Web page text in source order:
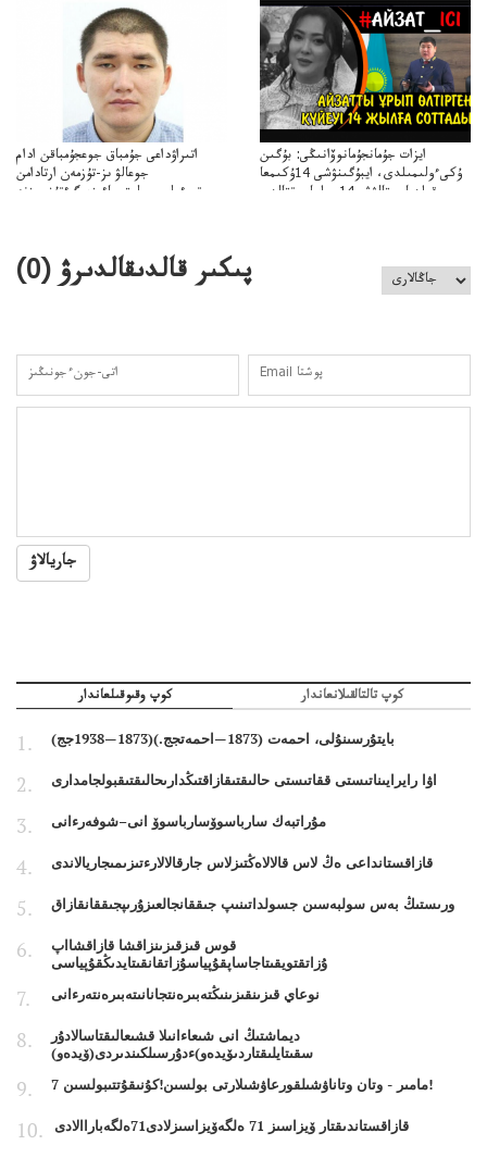
اتىراۋداعى جۇمباق جوعجۇمباقن ادام
جوعالۋ ىز-تۇزمەن ارتادامن
وتبءولىمىپوليتسياءىزەرگءتۇزسىزنە
ايزات جۇمانجۇمانوۆانىڭى: بۇگىن
ۇكىءولىمىلدى، ايبۇگىنۋشى 14ۇكىمعا
سووقىلدىايىپتالۋشى14جىلعاسوتتالدى
پىكىر قالدىقالدىرۋ (0
)
جاريالاۋ
كوپ وقىوقىلعاندار كوپ تالتالقىلانعاندار
بايتۇرسىنۇلى، احمەت (1873—احمەتجج.)(1873—1938جج)
اۋا رايرايىناتىستى ققاتىستى حالىقتىقازاقتىڭدارىحالىقتىقبولجامدارى
مۇراتبەك سارباسوۆسارباسوۆ انى–شوفەرءانى
قازاقستانداعى ەڭ لاس قالالاەڭتىزلاس جارقالالارءتىزىمىجاريالاندى
ورىستىڭ بەس سولبەسىن جسولداتىنىپ جىققانجالعىزۇرىپجىققانقازاق
قوس قىزقىزىنزاقشا قازاقشااپ
ۇزاتقتويقىتاجاساپقۇپياسۇزاتقانقىتايدىڭقۇپياسى
نوعاي قىزىنقىزىنىڭتەبىرەنتجانانىتەبىرەنتەرءانى
ديماشتىڭ انى شىعاءانىلا قشىعالىقتاسالادۇر
سقىتايلىقتاردىۆيدەو)ءدۇرسىلكىندىردى(ۆيدەو)
7 مامىر - وتان وتاناۋشىلقورعاۋشىلارتى بولسىن!كۇنىقۇتتىبولسىن!
قازاقستاندىقتار ۆيزاسىز 71 ەلگەۆيزاسىزلادى71ەلگەباراالادى